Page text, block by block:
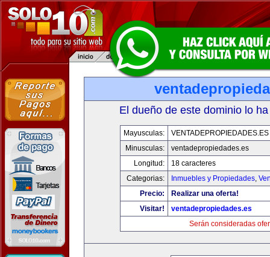
El dueño de este dominio lo
Mayusculas:
VENTADEPROPIEDADES.ES
Minusculas:
ventadepropiedades.es
Longitud:
18 caracteres
Categorias:
Inmuebles y Propiedades,
Precio:
Realizar una oferta!
Visitar!
ventadepropiedades.es
Serán consideradas